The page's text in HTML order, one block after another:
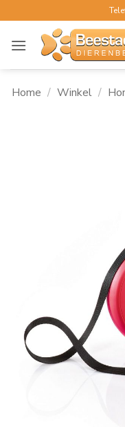
naar
inhoud
Home / Winkel /